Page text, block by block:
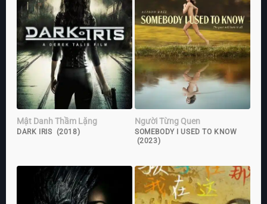
Mật Danh Thầm Lặng
DARK IRIS (2018)
Người Từng Quen
SOMEBODY I USED TO KNOW
(2023)